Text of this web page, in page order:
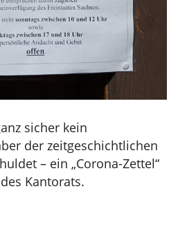
sicher kein
der zeitgeschichtlichen
– ein „Corona-Zettel“
Kantorats.